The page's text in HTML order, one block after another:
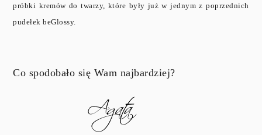
próbki kremów do twarzy, które były już w jednym z poprzednich
pudełek beGlossy.
Co spodobało się Wam najbardziej?